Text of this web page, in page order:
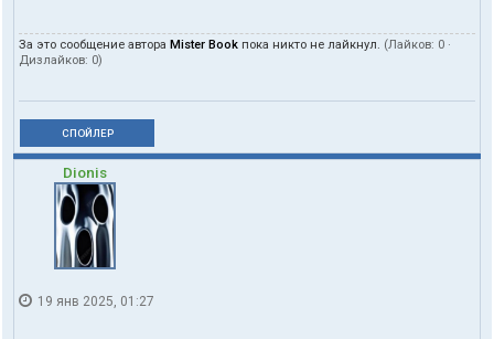
За это сообщение автора Mister Book пока никто не лайкнул. (Лайков: 0 ·
Дизлайков: 0)
СПОЙЛЕР
Dionis
19 янв 2025, 01:27